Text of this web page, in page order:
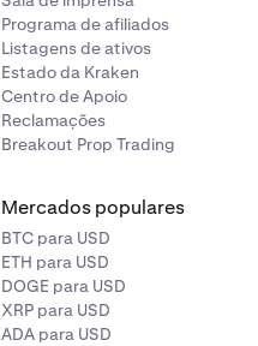
Programa de afiliados
Listagens de ativos
Estado da Kraken
Centro de Apoio
Reclamações
Breakout Prop Trading
Mercados populares
BTC para USD
ETH para USD
DOGE para USD
XRP para USD
ADA para USD